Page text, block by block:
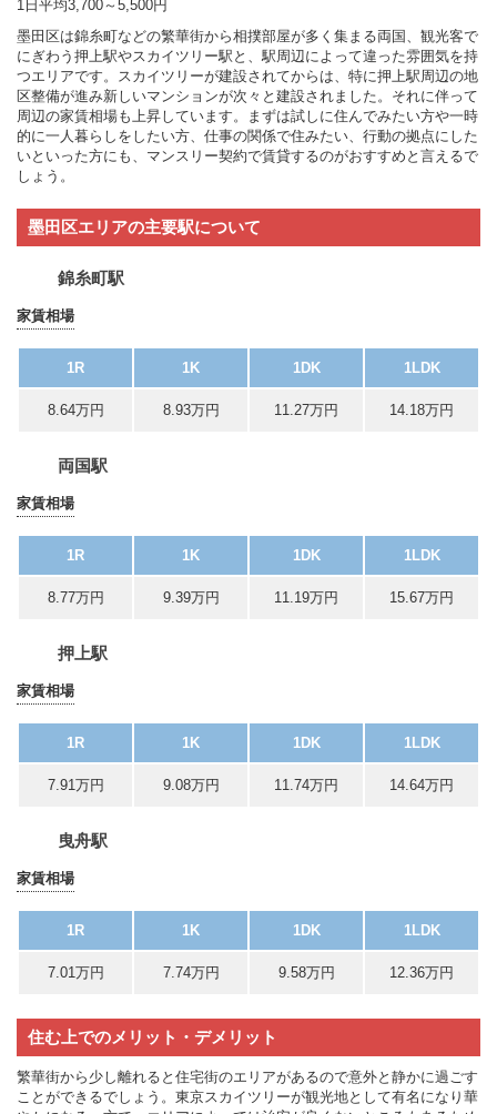
1日平均3,700～5,500円
墨田区は錦糸町などの繁華街から相撲部屋が多く集まる両国、観光客で
にぎわう押上駅やスカイツリー駅と、駅周辺によって違った雰囲気を持
つエリアです。スカイツリーが建設されてからは、特に押上駅周辺の地
区整備が進み新しいマンションが次々と建設されました。それに伴って
周辺の家賃相場も上昇しています。まずは試しに住んでみたい方や一時
的に一人暮らしをしたい方、仕事の関係で住みたい、行動の拠点にした
いといった方にも、マンスリー契約で賃貸するのがおすすめと言えるで
しょう。
墨田区エリアの主要駅について
錦糸町駅
家賃相場
1R 1K 1DK 1LDK
8.64万円 8.93万円 11.27万円 14.18万円
両国駅
家賃相場
1R 1K 1DK 1LDK
8.77万円 9.39万円 11.19万円 15.67万円
押上駅
家賃相場
1R 1K 1DK 1LDK
7.91万円 9.08万円 11.74万円 14.64万円
曳舟駅
家賃相場
1R 1K 1DK 1LDK
7.01万円 7.74万円 9.58万円 12.36万円
住む上でのメリット・デメリット
繁華街から少し離れると住宅街のエリアがあるので意外と静かに過ごす
ことができるでしょう。東京スカイツリーが観光地として有名になり華